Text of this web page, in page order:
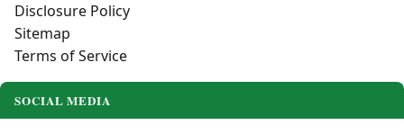
Disclosure Policy
Sitemap
Terms of Service
SOCIAL MEDIA